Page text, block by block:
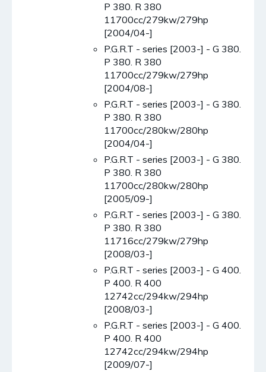
P 380. R 380
11700cc/279kw/279hp
[2004/04-]
P.G.R.T - series [2003-] - G 380.
P 380. R 380
11700cc/279kw/279hp
[2004/08-]
P.G.R.T - series [2003-] - G 380.
P 380. R 380
11700cc/280kw/280hp
[2004/04-]
P.G.R.T - series [2003-] - G 380.
P 380. R 380
11700cc/280kw/280hp
[2005/09-]
P.G.R.T - series [2003-] - G 380.
P 380. R 380
11716cc/279kw/279hp
[2008/03-]
P.G.R.T - series [2003-] - G 400.
P 400. R 400
12742cc/294kw/294hp
[2008/03-]
P.G.R.T - series [2003-] - G 400.
P 400. R 400
12742cc/294kw/294hp
[2009/07-]